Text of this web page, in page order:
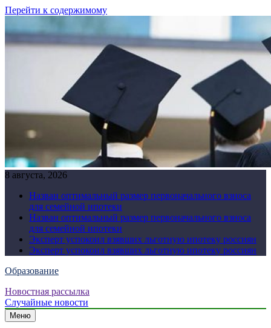
Перейти к содержимому
8 августа, 2026
Назван оптимальный размер первоначального взноса
для семейной ипотеки
Назван оптимальный размер первоначального взноса
для семейной ипотеки
Эксперт успокоил взявших льготную ипотеку россиян
Эксперт успокоил взявших льготную ипотеку россиян
Образование
Новостная рассылка
Случайные новости
Меню